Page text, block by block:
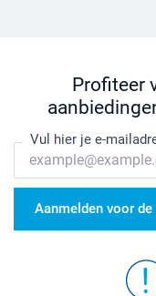
Profiteer
Vul hier je e-
Aanmelden voor